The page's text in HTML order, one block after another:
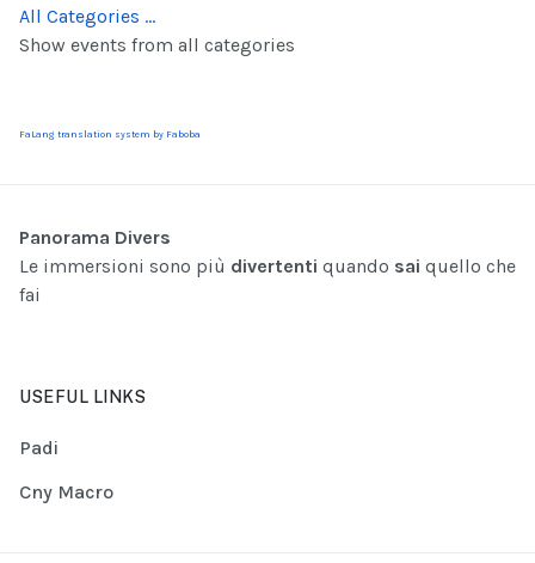
All Categories ...
Show events from all categories
FaLang translation system by Faboba
Panorama Divers
Le immersioni sono più divertenti quando sai quello che
fai
USEFUL LINKS
Padi
Cny Macro